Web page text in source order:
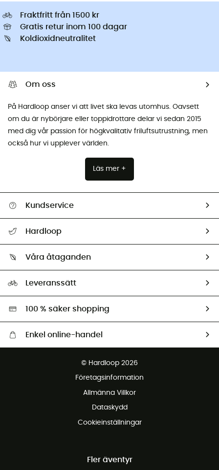
Fraktfritt från 1500 kr
Gratis retur inom 100 dagar
Koldioxidneutralitet
Om oss
På Hardloop anser vi att livet ska levas utomhus. Oavsett
om du är nybörjare eller toppidrottare delar vi sedan 2015
med dig vår passion för högkvalitativ friluftsutrustning, men
också hur vi upplever världen.
Läs mer +
Kundservice
Retur & återbetalning
Hardloop
Ambassadörer
Våra åtaganden
Miljöanpassat urval
Leveranssätt
100 % säker shopping
Enkel online-handel
Gratis retur inom 100 dagar
© Hardloop 2026
Företagsinformation
Allmänna Villkor
Dataskydd
Cookieinställningar
Fler äventyr